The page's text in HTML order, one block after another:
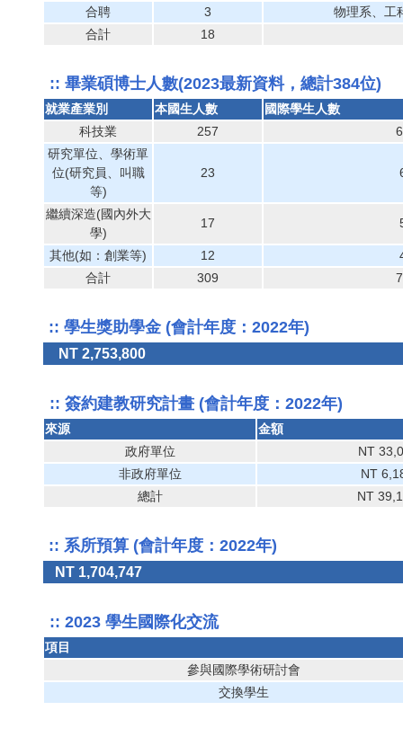
合聘
3
物理系、工
合計
18
:: 畢業碩博士人數(2023最新資料，總計384位)
就業產業別 本國生人數
國際學生人數
科技業
257
研究單位、學術單
位(研究員、叫職
等)
23
繼續深造(國內外大
學)
17
其他(如：創業等) 12
合計
309
:: 學生獎助學金 (會計年度：2022年)
NT 2,753,800
:: 簽約建教研究計畫 (會計年度：2022年)
來源
金額
政府單位
NT
非政府單位
NT
總計
NT
:: 系所預算 (會計年度：2022年)
NT 1,704,747
:: 2023 學生國際化交流
項目
參與國際學術研討會
交換學生